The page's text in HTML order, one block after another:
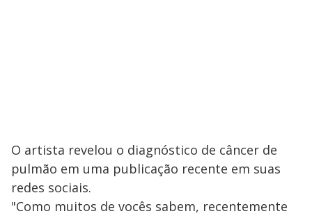
O artista revelou o diagnóstico de câncer de
pulmão em uma publicação recente em suas
redes sociais.
"Como muitos de vocês sabem, recentemente